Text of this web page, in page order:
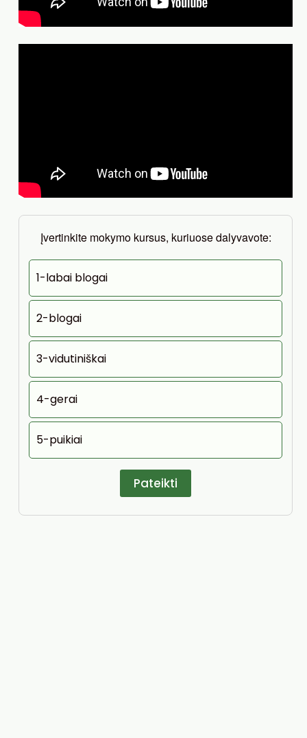
Įvertinkite mokymo kursus, kuriuose dalyvavote:
1-labai blogai
2-blogai
3-vidutiniškai
4-gerai
5-puikiai